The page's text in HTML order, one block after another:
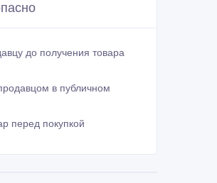
до получения товара
в публичном
перед покупкой